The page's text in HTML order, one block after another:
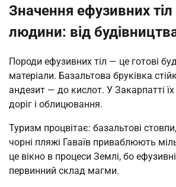
Значення ефузивних
людини: від
Породи ефузивних тіл — це готові
матеріали. Базальтова бруківка
андезит — до кислот. У Закарпатті
доріг і облицювання.
Туризм процвітає: базальтові
чорні пляжі Гаваїв приваблюють
це вікно в процеси Землі, бо
первинний склад магми.